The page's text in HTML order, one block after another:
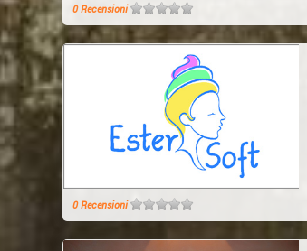
0 Recensioni
0 Recensioni